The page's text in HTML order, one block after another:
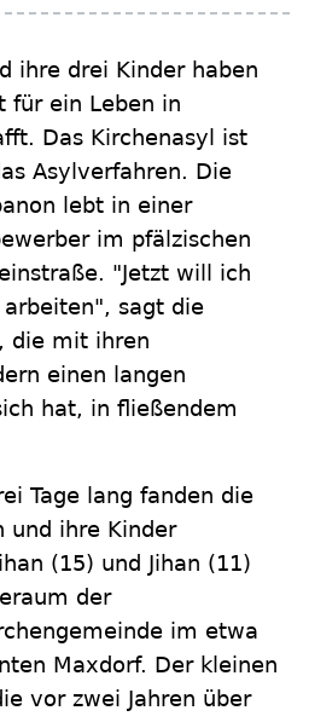
ihre drei Kinder haben
für ein Leben in
Das Kirchenasyl ist
Asylverfahren. Die
lebt in einer
im pfälzischen
"Jetzt will ich
sagt die
die mit ihren
einen langen
hat, in fließendem
Tage lang fanden die
und ihre Kinder
(15) und Jihan (11)
der
im etwa
Maxdorf. Der kleinen
vor zwei Jahren über